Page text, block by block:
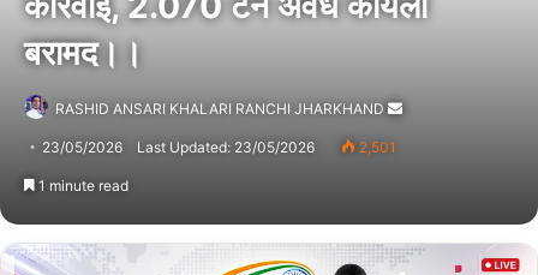
बरामद।।
RASHID ANSARI KHALARI RANCHI JHARKHAND
23/05/2026 Last Updated: 23/05/2026 2,501
1 minute read